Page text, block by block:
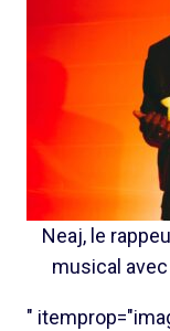
Neaj, le
musical
"